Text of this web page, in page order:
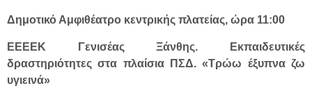
Δημοτικό Αμφιθέατρο κεντρικής πλατείας, ώρα 11:00
ΕΕΕΕΚ Γενισέας Ξάνθης. Εκπαιδευτικές
δραστηριότητες στα πλαίσια ΠΣΔ. «Τρώω έξυπνα ζω
υγιεινά»